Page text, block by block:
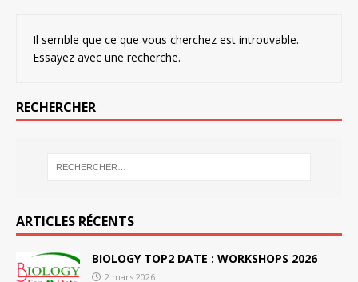
Il semble que ce que vous cherchez est introuvable.
Essayez avec une recherche.
RECHERCHER
ARTICLES RÉCENTS
BIOLOGY TOP2 DATE : WORKSHOPS 2026
2 mars 2026